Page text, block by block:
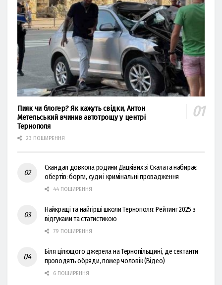
Пияк чи блогер? Як кажуть свідки, Антон
Метельський вчинив автотрощу у центрі
Тернополя
23 ПОШИРЕННЯ
Скандал довкола родини Дацківих зі Скалата набирає
обертів: борги, суди і кримінальні провадження
44 ПОШИРЕННЯ
Найкращі та найгірші школи Тернополя: Рейтинг 2025 з
відгуками та статистикою
79 ПОШИРЕННЯ
Біля цілющого джерела на Тернопільщині, де сектанти
проводять обряди, помер чоловік (Відео)
6 ПОШИРЕННЯ